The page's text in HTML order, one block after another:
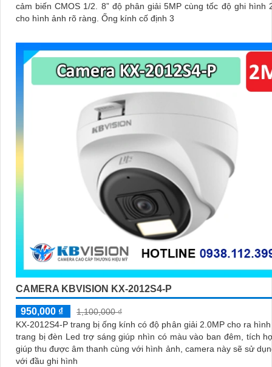
cảm biến CMOS 1/2. 8” độ phân giải 5MP cùng tốc độ ghi hình
cho hình ảnh rõ ràng. Ống kính cố định 3
CAMERA KBVISION KX-2012S4-P
950,000 ₫
1,100,000 ₫
KX-2012S4-P trang bị ống kính có độ phân giải 2.0MP cho ra
trang bị đèn Led trợ sáng giúp nhìn có màu vào ban đêm, tích
giúp thu được âm thanh cùng với hình ảnh, camera này sẽ sử
với đầu ghi hình